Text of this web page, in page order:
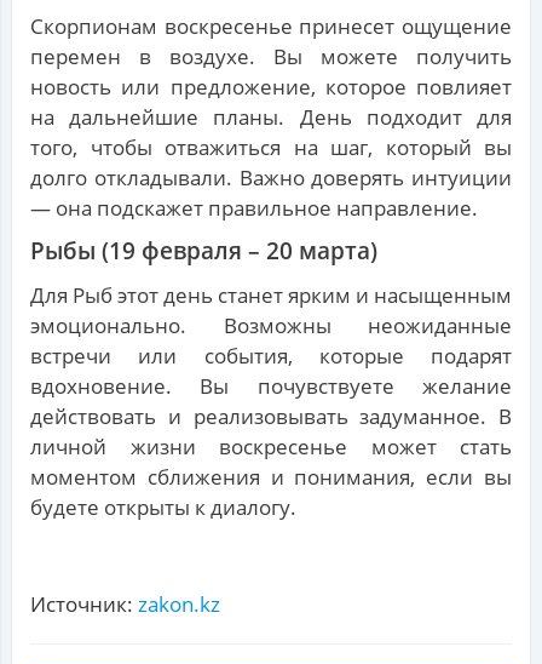
Скорпионам воскресенье принесет ощущение
перемен в воздухе. Вы можете получить
новость или предложение, которое повлияет
на дальнейшие планы. День подходит для
того, чтобы отважиться на шаг, который вы
долго откладывали. Важно доверять интуиции
— она подскажет правильное направление.
Рыбы (19 февраля – 20 марта)
Для Рыб этот день станет ярким и насыщенным
эмоционально. Возможны неожиданные
встречи или события, которые подарят
вдохновение. Вы почувствуете желание
действовать и реализовывать задуманное. В
личной жизни воскресенье может стать
моментом сближения и понимания, если вы
будете открыты к диалогу.
Источник: zakon.kz